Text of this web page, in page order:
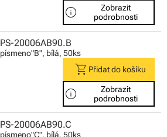
info
Zobrazit
podrobnosti
PS-20006AB90.B
písmeno"B", bílá, 50ks
shopping_cart Přidat do košíku
info
Zobrazit
podrobnosti
PS-20006AB90.C
písmeno"C", bílá, 50ks